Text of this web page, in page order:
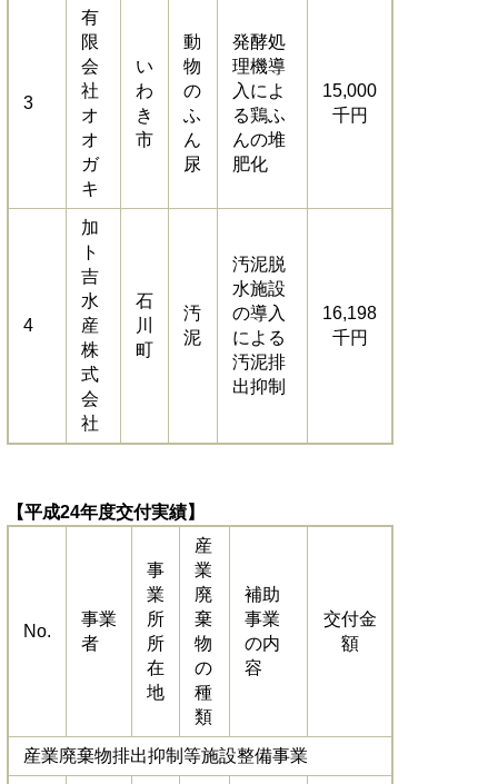
3
有
限
会
社
オ
オ
ガ
キ
い
わ
き
市
動
物
の
ふ
ん
尿
発酵処
理機導
入によ
る鶏ふ
んの堆
肥化
15,000
千円
4
加
ト
吉
水
産
株
式
会
社
石
川
町
汚
泥
汚泥脱
水施設
の導入
による
汚泥排
出抑制
16,198
千円
【平成24年度交付実績】
No.
事業
者
事
業
所
所
在
地
産
業
廃
棄
物
の
種
類
補助
事業
の内
容
交付金
額
産業廃棄物排出抑制等施設整備事業